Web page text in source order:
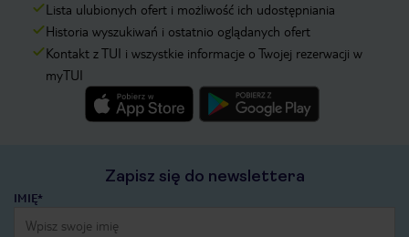
Lista ulubionych ofert i możliwość ich udostępniania
Historia wyszukiwań i ostatnio oglądanych ofert
Kontakt z TUI i wszystkie informacje o Twojej rezerwacji w
myTUI
Zapisz się do newslettera
IMIĘ*